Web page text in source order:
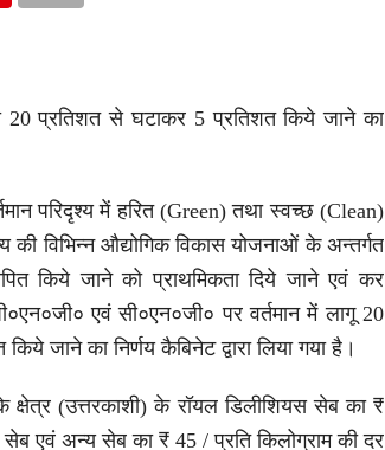
प्रतिशत से घटाकर 5 प्रतिशत किये जाने का
परिदृश्य में हरित (Green) तथा स्वच्छ (Clean)
की विभिन्न औद्योगिक विकास योजनाओं के अन्तर्गत
किये जाने को प्राथमिकता दिये जाने एवं कर
एवं सी०एन०जी० पर वर्तमान में लागू 20
जाने का निर्णय कैबिनेट द्वारा लिया गया है।
(उत्तरकाशी) के रॉयल डिलीशियस सेब का ₹
एवं अन्य सेब का ₹ 45 / प्रति किलोग्राम की दर